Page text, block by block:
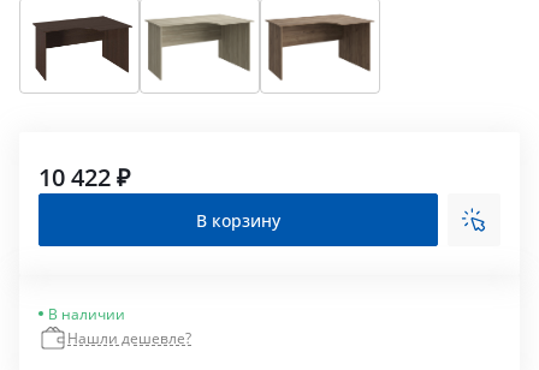
10 422 ₽
В корзину
В наличии
Нашли дешевле?